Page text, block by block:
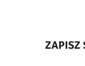
ZAPISZ